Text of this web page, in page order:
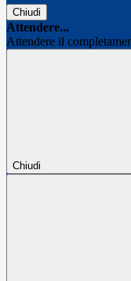
Chiudi
Attendere...
Attendere il
Chiudi